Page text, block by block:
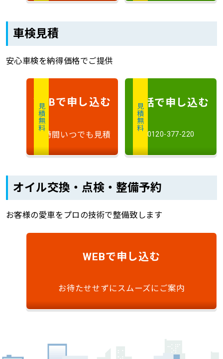
車検見積
安心車検を納得価格でご提供
見積無料
WEBで申し込む
24時間いつでも見積
見積無料
電話で申し込む
0120-377-220
オイル交換・点検・整備予約
お客様の愛車をプロの技術で整備致します
WEBで申し込む
お待たせせずにスムーズにご案内